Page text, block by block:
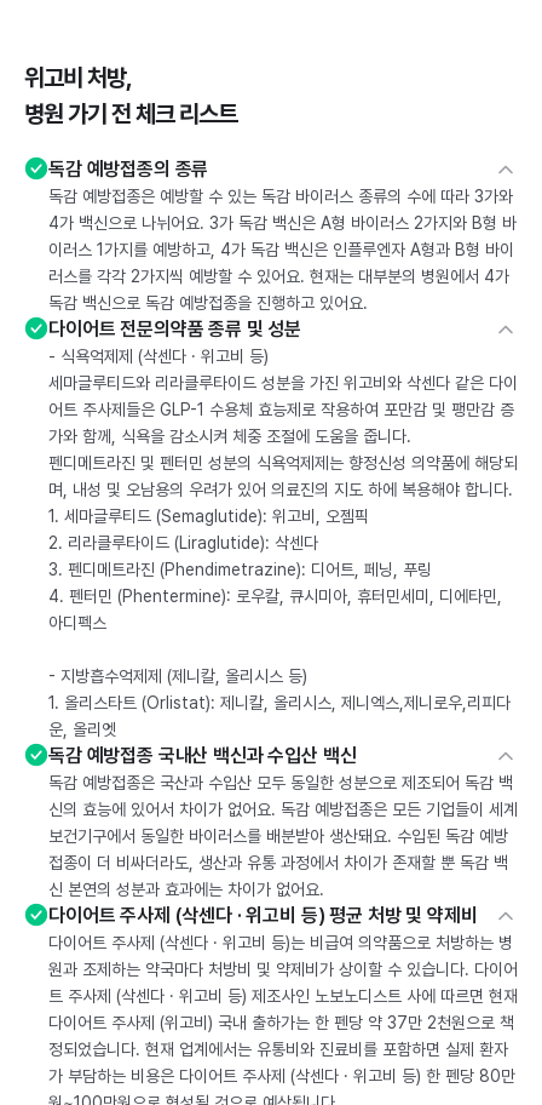
위고비 처방,
병원 가기 전 체크 리스트
독감 예방접종의 종류
독감 예방접종은 예방할 수 있는 독감 바이러스 종류의 수에 따라 3가와
4가 백신으로 나뉘어요. 3가 독감 백신은 A형 바이러스 2가지와 B형 바
이러스 1가지를 예방하고, 4가 독감 백신은 인플루엔자 A형과 B형 바이
러스를 각각 2가지씩 예방할 수 있어요. 현재는 대부분의 병원에서 4가
독감 백신으로 독감 예방접종을 진행하고 있어요.
다이어트 전문의약품 종류 및 성분
- 식욕억제제 (삭센다 · 위고비 등)
세마글루티드와 리라클루타이드 성분을 가진 위고비와 삭센다 같은 다이
어트 주사제들은 GLP-1 수용체 효능제로 작용하여 포만감 및 팽만감 증
가와 함께, 식욕을 감소시켜 체중 조절에 도움을 줍니다.
펜디메트라진 및 펜터민 성분의 식욕억제제는 향정신성 의약품에 해당되
며, 내성 및 오남용의 우려가 있어 의료진의 지도 하에 복용해야 합니다.
1. 세마글루티드 (Semaglutide): 위고비, 오젬픽
2. 리라클루타이드 (Liraglutide): 삭센다
3. 펜디메트라진 (Phendimetrazine): 디어트, 페닝, 푸링
4. 펜터민 (Phentermine): 로우칼, 큐시미아, 휴터민세미, 디에타민,
아디펙스
- 지방흡수억제제 (제니칼, 올리시스 등)
1. 올리스타트 (Orlistat): 제니칼, 올리시스, 제니엑스,제니로우,리피다
운, 올리엣
독감 예방접종 국내산 백신과 수입산 백신
독감 예방접종은 국산과 수입산 모두 동일한 성분으로 제조되어 독감 백
신의 효능에 있어서 차이가 없어요. 독감 예방접종은 모든 기업들이 세계
보건기구에서 동일한 바이러스를 배분받아 생산돼요. 수입된 독감 예방
접종이 더 비싸더라도, 생산과 유통 과정에서 차이가 존재할 뿐 독감 백
신 본연의 성분과 효과에는 차이가 없어요.
다이어트 주사제 (삭센다 · 위고비 등) 평균 처방 및 약제비
다이어트 주사제 (삭센다 · 위고비 등)는 비급여 의약품으로 처방하는 병
원과 조제하는 약국마다 처방비 및 약제비가 상이할 수 있습니다. 다이어
트 주사제 (삭센다 · 위고비 등) 제조사인 노보노디스트 사에 따르면 현재
다이어트 주사제 (위고비) 국내 출하가는 한 펜당 약 37만 2천원으로 책
정되었습니다. 현재 업계에서는 유통비와 진료비를 포함하면 실제 환자
가 부담하는 비용은 다이어트 주사제 (삭센다 · 위고비 등) 한 펜당 80만